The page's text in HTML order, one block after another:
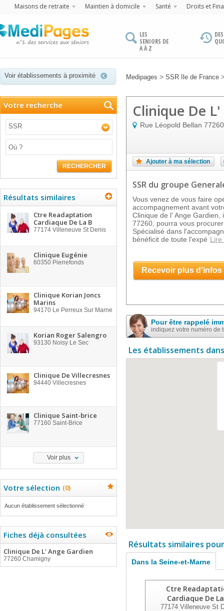
Maisons de retraite Maintien à domicile Santé Droits et
LES
SENIORS DE
A À Z
Voir établissements à proximité Medipages > SSR Ile de France
Votre recherche
SSR
RECHERCHER
Résultats similaires
Ctre Readaptation
Cardiaque De La B
77174 Villeneuve St Denis
Clinique Eugénie
60350 Pierrefonds
Clinique Korian Joncs
Marins
94170 Le Perreux Sur Marne
Korian Roger Salengro
93130 Noisy Le Sec
Clinique De Villecresnes
94440 Villecresnes
Clinique Saint-brice
77160 Saint-Brice
Voir plus
Votre sélection (0)
Aucun établissement sélectionné
Fiches déjà consultées
Clinique De L' Ange Gardien
77260 Chamigny
Clinique De
Rue Léopold Bellan 77260
Ajouter à ma sélection
SSR du groupe
Vous venez de vous faire
accompagnement avant
Clinique de l' Ange Gardien,
77260, pourra vous
Spécialisé dans
bénéficit de toute l'expé Lire
Recevoir plus d'infos
Pour être rappelé
indiquez votre numéro de
Les établissements
Résultats similaires
Dans la Seine-et-Marne
Ctre
Cardiaque De
77174 Villeneuve St